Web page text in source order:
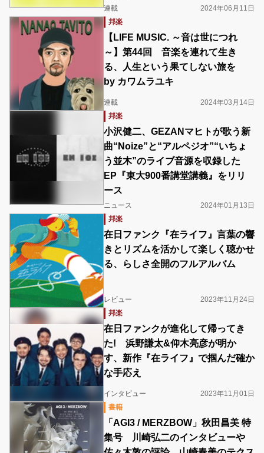
連載
2024年06月11日
邦楽
【LIFE MUSIC. ～音は世につれ
～】第44回 音楽を連れて生き
る、人生という果てしない旅を
by カワムラユキ
連載
2024年03月14日
邦楽
小沢健二、GEZANマヒトが歌う新
曲“Noize”と“アルペジオ”“いちょ
う並木”のライブ音源を収録した
EP『東大900番講堂講義』をリリ
ース
ニュース
2024年01月13日
邦楽
在日ファンク『在ライフ』言葉の響
きとリズムを活かして楽しく聴かせ
る、らしさ全開のフルアルバム
レビュー
2023年11月24日
邦楽
在日ファンクが進化して帰ってき
た! 浜野謙太&仰木亮彦が明か
す、新作『在ライフ』で掴んだ確か
な手応え
インタビュー
2023年11月01日
書籍
「AGI3 / MERZBOW」秋田昌美 特
集号 川崎弘二のインタビューや